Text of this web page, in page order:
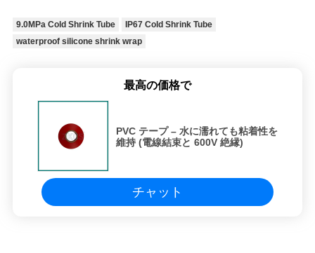
9.0MPa Cold Shrink Tube
IP67 Cold Shrink Tube
waterproof silicone shrink wrap
最高の価格で
PVC テープ – 水に濡れても粘着性を
維持 (電線結束と 600V 絶縁)
チャット